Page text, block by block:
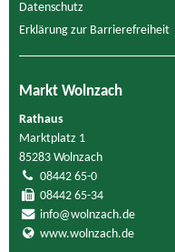
Datenschutz
Erklärung zur Barrierefreiheit
Markt Wolnzach
Rathaus
Marktplatz 1
85283 Wolnzach
08442 65-0
08442 65-34
info@wolnzach.de
www.wolnzach.de